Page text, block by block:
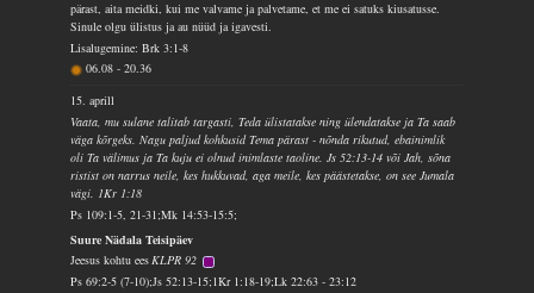
pärast, aita meidki, kui me valvame ja palvetame, et me ei satuks kiusatusse.
Sinule olgu ülistus ja au nüüd ja igavesti.
Lisalugemine: Brk 3:1-8
06.08-20.36
15. aprill
Vaata, mu sulane talitab targasti, Teda ülistatakse ning ülendatakse ja Ta saab
väga kõrgeks. Nagu paljud kohkusid Tema pärast - nõnda rikutud, ebainimlik
oli Ta välimus ja Ta kuju ei olnud inimlaste taoline. Js 52:13-14 või Jah, sõna
ristist on narrus neile, kes hukkuvad, aga meile, kes päästetakse, on see Jumala
vägi. 1Kr 1:18
Ps 109:1-5, 21-31;Mk 14:53-15:5;
Suure Nädala Teisipäev
Jeesus kohtu eesKLPR 92
Ps 69:2-5 (7-10);Js 52:13-15;1Kr 1:18-19;Lk 22:63 - 23:12